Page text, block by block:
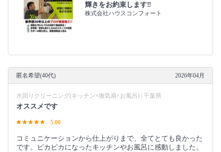
輝きをお約束します‼️
株式会社ハウスコンフォート
匿名希望(40代) 2026年04月
水回りクリーニング(キッチン×換気扇×お風呂) | 千葉県
オススメです
5.00
コミュニケーションから仕上がりまで、全てとても良かった
です。ピカピカになったキッチンやお風呂に感動しました。